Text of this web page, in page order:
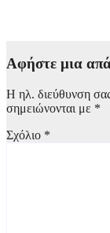
Αφήστε μια
Η ηλ. διεύθυνση
σημειώνονται με *
Σχόλιο *